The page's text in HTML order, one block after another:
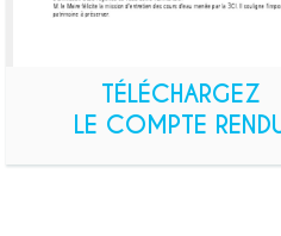
TÉLÉCHARGEZ
LE COMPTE